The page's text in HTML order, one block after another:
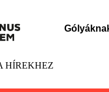
HÍREKHEZ